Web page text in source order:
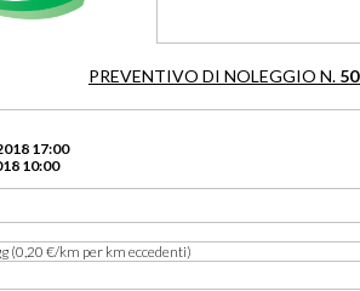
PREVENTIVO DI NOLEGGIO N.
17:00
10:00
(0,20 €/km per km eccedenti)